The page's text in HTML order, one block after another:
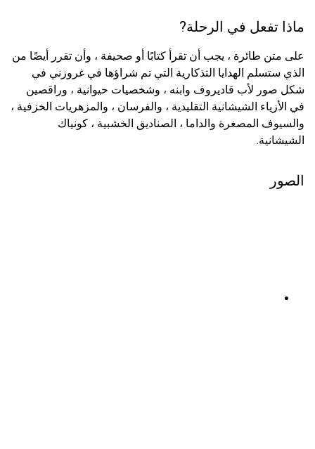
ماذا تفعل في الرحلة?
على متن طائرة ، يجب أن تقرأ كتابًا أو صحيفة ، وأن تقرر أيضًا من
الذي ستسلم الهدايا التذكارية التي تم شراؤها في غروزني في
شكل صور لأب قاديروف وابنه ، وشخصيات حيوانية ، وراقصين
في الأزياء الشيشانية التقليدية ، والفرسان ، والمزهريات الخزفية ،
والسيوف المصغرة والداما ، الصناديق الخشبية ، كونياك
الشيشانية.
الصور